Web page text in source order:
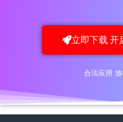
立即下载 开
合法应用